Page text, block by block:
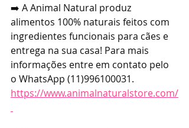
➡️ A Animal Natural produz
alimentos 100% naturais feitos com
ingredientes funcionais para cães e
entrega na sua casa! Para mais
informações entre em contato pelo
o WhatsApp (11)996100031.
https://www.animalnaturalstore.com/